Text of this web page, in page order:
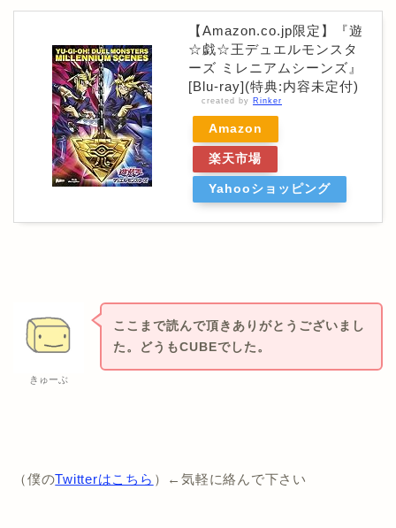
【Amazon.co.jp限定】『遊
☆戯☆王デュエルモンスタ
ーズ ミレニアムシーンズ』
[Blu-ray](特典:内容未定付)
created by Rinker
Amazon
楽天市場
Yahooショッピング
きゅーぶ
ここまで読んで頂きありがとうございまし
た。どうもCUBEでした。
（僕のTwitterはこちら ）←気軽に絡んで下さい